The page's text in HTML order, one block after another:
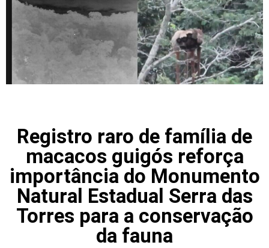
Registro raro de família de
macacos guigós reforça
importância do Monumento
Natural Estadual Serra das
Torres para a conservação
da fauna